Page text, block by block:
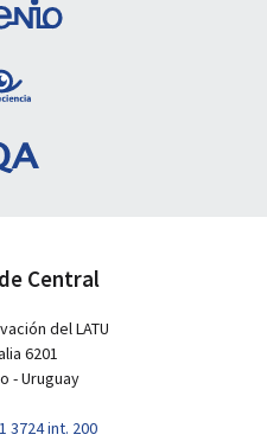
Central
del LATU
6201
- Uruguay
3724 int. 200